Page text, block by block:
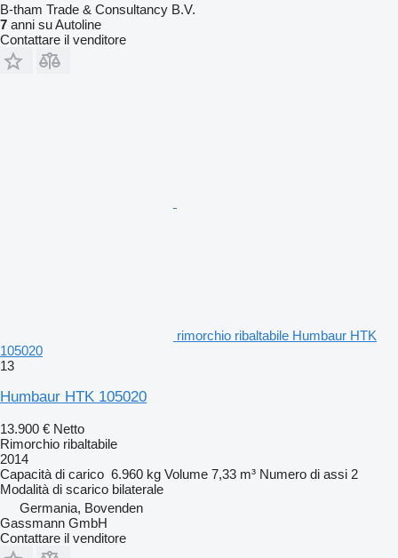
B-tham Trade & Consultancy B.V.
7 anni su Autoline
Contattare il venditore
rimorchio ribaltabile Humbaur HTK
105020
13
Humbaur HTK 105020
13.900 € Netto
Rimorchio ribaltabile
2014
Capacità di carico 6.960 kg Volume 7,33 m³ Numero di assi 2
Modalità di scarico bilaterale
Germania, Bovenden
Gassmann GmbH
Contattare il venditore